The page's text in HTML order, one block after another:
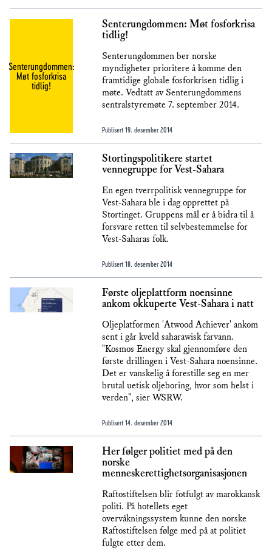
Senterungdommen:
Møt fosforkrisa
tidlig!
Senterungdommen: Møt fosforkrisa
tidlig!
Senterungdommen ber norske
myndigheter prioritere å komme den
framtidige globale fosforkrisen tidlig i
møte. Vedtatt av Senterungdommens
sentralstyremøte 7. september 2014.
Publisert 19. desember 2014
Stortingspolitikere startet
vennegruppe for Vest-Sahara
En egen tverrpolitisk vennegruppe for
Vest-Sahara ble i dag opprettet på
Stortinget. Gruppens mål er å bidra til å
forsvare retten til selvbestemmelse for
Vest-Saharas folk.
Publisert 18. desember 2014
Første oljeplattform noensinne
ankom okkuperte Vest-Sahara i natt
Oljeplatformen 'Atwood Achiever' ankom
sent i går kveld saharawisk farvann.
"Kosmos Energy skal gjennomføre den
første drillingen i Vest-Sahara noensinne.
Det er vanskelig å forestille seg en mer
brutal uetisk oljeboring, hvor som helst i
verden", sier WSRW.
Publisert 14. desember 2014
Her følger politiet med på den
norske
menneskerettighetsorganisasjonen
Raftostiftelsen blir fotfulgt av marokkansk
politi. På hotellets eget
overvåkningssystem kunne den norske
Raftostiftelsen følge med på at politiet
fulgte etter dem.